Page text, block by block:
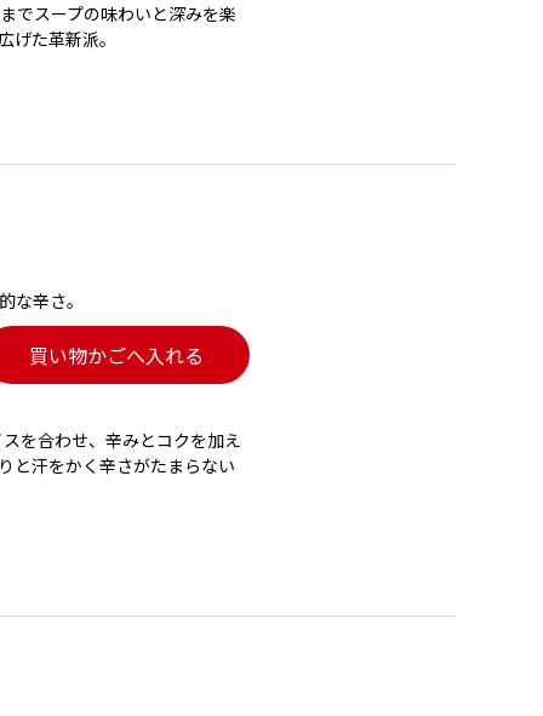
でスープの味わいと深みを楽
た革新派。
な辛さ。
買い物かごへ入れる
を合わせ、辛みとコクを加え
と汗をかく辛さがたまらない